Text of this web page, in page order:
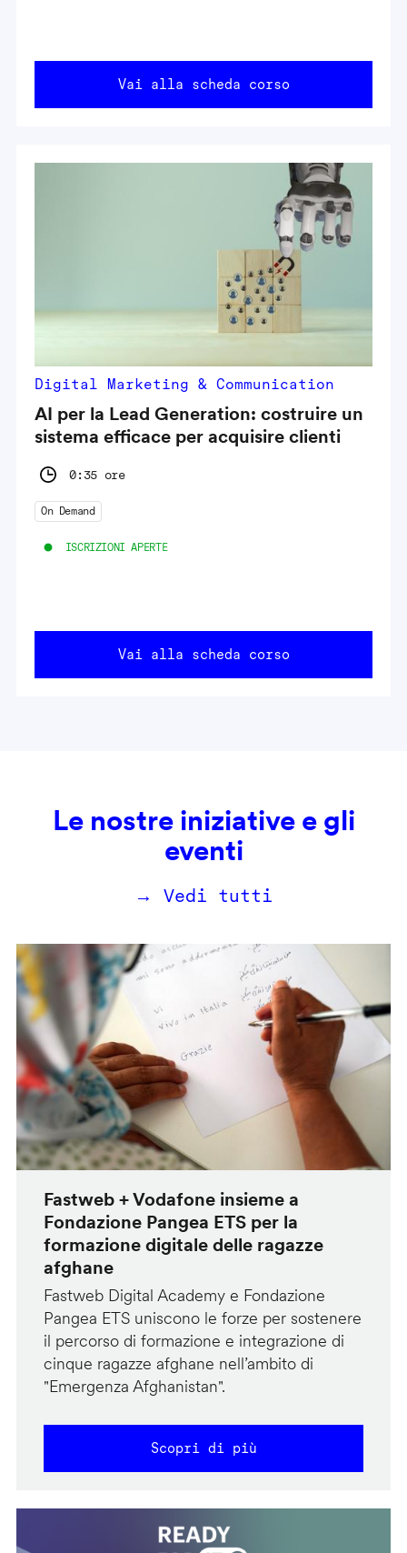
Vai alla scheda corso
Digital Marketing & Communication
AI per la Lead Generation: costruire un
sistema efficace per acquisire clienti
0:35 ore
On Demand
ISCRIZIONI APERTE
Vai alla scheda corso
Le nostre iniziative e gli
eventi
→ Vedi tutti
Fastweb + Vodafone insieme a
Fondazione Pangea ETS per la
formazione digitale delle ragazze
afghane
Fastweb Digital Academy e Fondazione
Pangea ETS uniscono le forze per sostenere
il percorso di formazione e integrazione di
cinque ragazze afghane nell’ambito di
"Emergenza Afghanistan".
Scopri di più